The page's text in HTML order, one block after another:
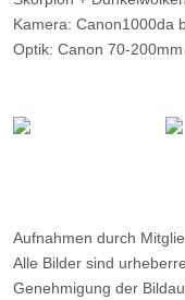
Kamera: Canon1000da
Optik: Canon 70-
Ort: Calar-Alto-
Aufnahmen durch
Alle Bilder sind
Genehmigung der